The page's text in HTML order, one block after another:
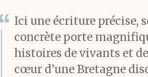
Ici une écriture précise,
concrète porte
histoires de vivants et
cœur d’une Bretagne